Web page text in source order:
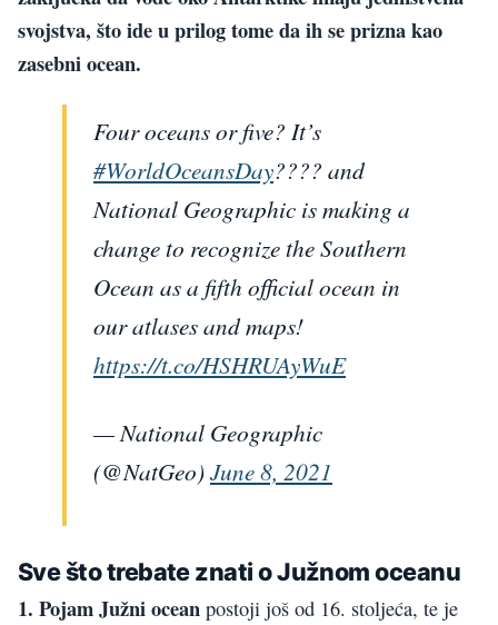
svojstva, što ide u prilog tome da ih se prizna kao
zasebni ocean.
Four oceans or five? It’s
#WorldOceansDay???? and
National Geographic is making a
change to recognize the Southern
Ocean as a fifth official ocean in
our atlases and maps!
https://t.co/HSHRUAyWuE
— National Geographic
(@NatGeo)June 8, 2021
Sve što trebate znati o Južnom oceanu
1. Pojam Južni ocean postoji još od 16. stoljeća, te je